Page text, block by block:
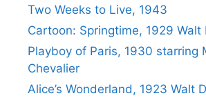
Two Weeks to Live, 1943
Cartoon: Springtime, 1929 Walt
Playboy of Paris, 1930 starring
Chevalier
Alice’s Wonderland, 1923 Walt